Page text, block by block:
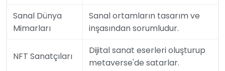
Sanal Dünya
Mimarları
Sanal ortamların tasarım ve
inşasından sorumludur.
NFT Sanatçıları
Dijital sanat eserleri oluşturup
metaverse'de satarlar.